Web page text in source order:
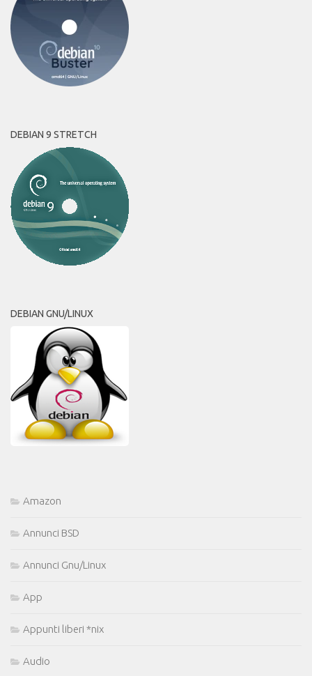
DEBIAN 9 STRETCH
DEBIAN GNU/LINUX
Amazon
Annunci BSD
Annunci Gnu/Linux
App
Appunti liberi *nix
Audio